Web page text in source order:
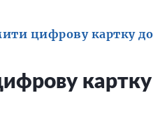
цифрову картку
картку